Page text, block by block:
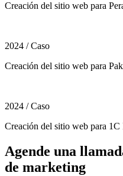
Creación del sitio web para
2024 / Caso
Creación del sitio web para
2024 / Caso
Creación del sitio web para
Agende una
de marketing